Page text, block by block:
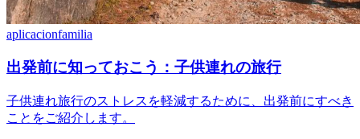
aplicacionfamilia
出発前に知っておこう：子供連れの旅行
子供連れ旅行のストレスを軽減するために、出発前にすべき
ことをご紹介します。